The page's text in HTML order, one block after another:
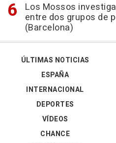
Los Mossos
entre dos grupos de
(Barcelona)
ÚLTIMAS NOTICIAS
ESPAÑA
INTERNACIONAL
DEPORTES
VÍDEOS
CHANCE